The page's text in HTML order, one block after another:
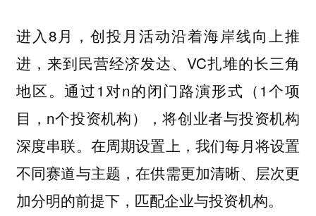
进入8月，创投月活动沿着海岸线向上推
进，来到民营经济发达、VC扎堆的长三角
地区。通过1对n的闭门路演形式（1个项
目，n个投资机构），将创业者与投资机构
深度串联。在周期设置上，我们每月将设置
不同赛道与主题，在供需更加清晰、层次更
加分明的前提下，匹配企业与投资机构。